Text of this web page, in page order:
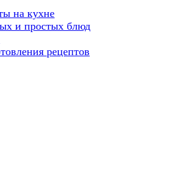
на кухне
и простых блюд
рецептов